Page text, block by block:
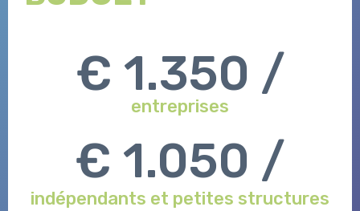
€ 1.350 /
entreprises
€ 1.050 /
indépendants et petites structures